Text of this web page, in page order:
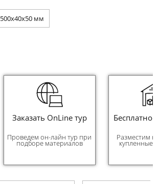
500x40x50 мм
Заказать OnLine тур
Проведем он-лайн тур при
подборе материалов
Разместим
купленные